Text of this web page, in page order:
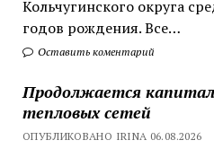
Кольчугинского округа
годов рождения. Все…
Оставить коментарий
Продолжается
тепловых сетей
ОПУБЛИКОВАНО IRINA 06.08.2026